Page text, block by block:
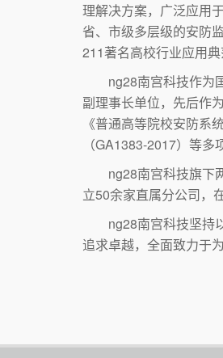
理解决方案，广泛应用
省、市级多层级的安防
211著名高校行业应用
ng28南宫科技作为国
副理事长单位，先后作
《普通高等院校安防
（GA1383-2017）等
ng28南宫科技旗下两
立50余家直属分公司，
ng28南宫科技坚持以“
追求卓越，全面致力于